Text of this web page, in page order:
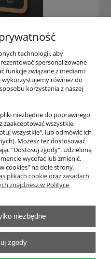
ścienna butelka
zł
kosztów dostawy
technologii, aby
spersonalizowane
funkcje związane z mediami
wykorzystujemy również do
korzystania z naszej
niezbędne do poprawnego
zaakceptować wszystkie
wszystkie", lub odmówić ich
Możesz też dostosować
"Dostosuj zgody". Udzieloną
wycofać lub zmienić,
cookies" na dole strony.
plikach cookie oraz zasadach
znajdziesz w Polityce
niezbędne
zgody